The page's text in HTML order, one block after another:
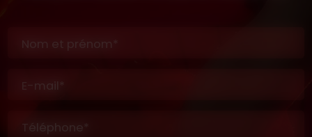
Nom et prénom*
E-mail*
Téléphone*